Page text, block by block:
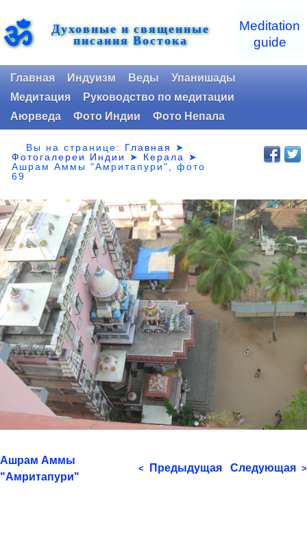
ॐ Духовные и священные
писания Востока
Meditation
guide
Главная Индуизм Веды
Упанишады
Медитация
Руководство по медитации
Аюрведа
Фото Индии Фото Непала
Вы на странице: Главная
➤
Фотогалереи Индии
➤ Керала
➤
Ашрам Аммы "Амритапури", фото
69
Ашрам Аммы
"Амритапури"
< Предыдущая Следующая >